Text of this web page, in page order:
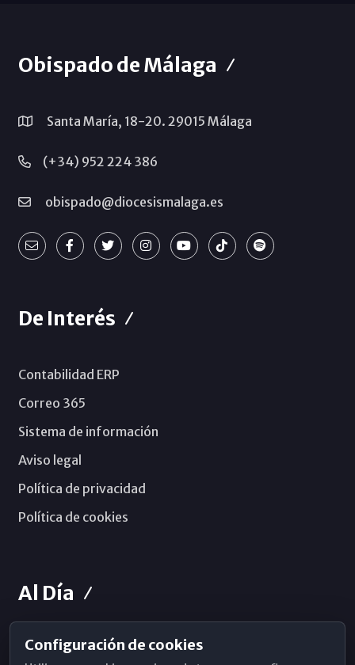
Obispado de Málaga
Santa María, 18-20. 29015 Málaga
(+34) 952 224 386
obispado@diocesismalaga.es
De Interés
Contabilidad ERP
Correo 365
Sistema de información
Aviso legal
Política de privacidad
Política de cookies
Al Día
Horarios de Misa
Configuración de cookies